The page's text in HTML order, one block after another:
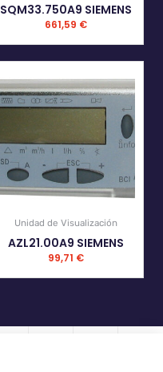
SQM33.750A9 SIEMENS
661,59 €
Unidad de Visualización
AZL21.00A9 SIEMENS
99,71 €